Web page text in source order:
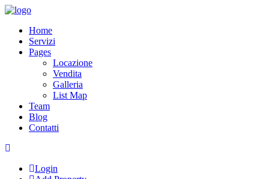
Skip
contentHome
Servizi
Pages
Locazione
Vendita
Galleria
List Map
Team
Blog
Contatti
Login